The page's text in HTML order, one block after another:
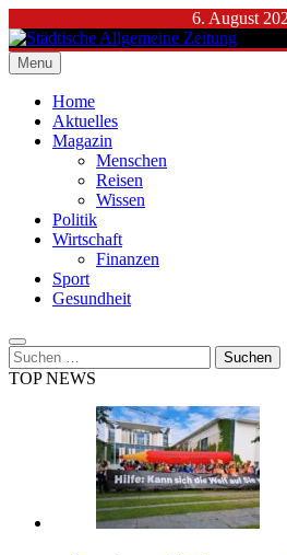
to
content
6. August
Städtische Allgemeine Zeitung
Menu
Home
Aktuelles
Magazin
Menschen
Reisen
Wissen
Politik
Wirtschaft
Finanzen
Sport
Gesundheit
Suchen
nach:
TOP NEWS